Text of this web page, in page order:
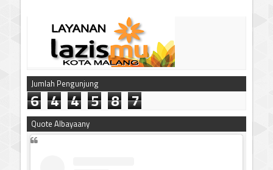
Jumlah Pengunjung
6 4 4 5 8 7
Quote Albayaany